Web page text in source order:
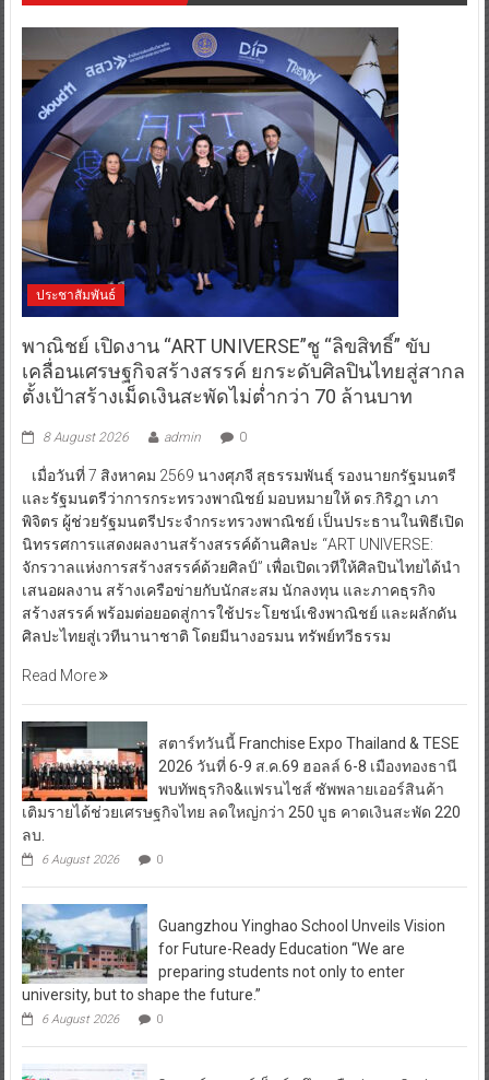
ประชาสัมพันธ์
พาณิชย์ เปิดงาน “ART UNIVERSE”ชู “ลิขสิทธิ์” ขับ
เคลื่อนเศรษฐกิจสร้างสรรค์ ยกระดับศิลปินไทยสู่สากล
ตั้งเป้าสร้างเม็ดเงินสะพัดไม่ต่ำกว่า 70 ล้านบาท
8 August 2026 admin 0
เมื่อวันที่ 7 สิงหาคม 2569 นางศุภจี สุธรรมพันธุ์ รองนายกรัฐมนตรี
และรัฐมนตรีว่าการกระทรวงพาณิชย์ มอบหมายให้ ดร.กิริฎา เภา
พิจิตร ผู้ช่วยรัฐมนตรีประจำกระทรวงพาณิชย์ เป็นประธานในพิธีเปิด
นิทรรศการแสดงผลงานสร้างสรรค์ด้านศิลปะ “ART UNIVERSE:
จักรวาลแห่งการสร้างสรรค์ด้วยศิลป์” เพื่อเปิดเวทีให้ศิลปินไทยได้นำ
เสนอผลงาน สร้างเครือข่ายกับนักสะสม นักลงทุน และภาคธุรกิจ
สร้างสรรค์ พร้อมต่อยอดสู่การใช้ประโยชน์เชิงพาณิชย์ และผลักดัน
ศิลปะไทยสู่เวทีนานาชาติ โดยมีนางอรมน ทรัพย์ทวีธรรม
Read More
สตาร์ทวันนี้ Franchise Expo Thailand & TESE
2026 วันที่ 6-9 ส.ค.69 ฮอลล์ 6-8 เมืองทองธานี
พบทัพธุรกิจ&แฟรนไชส์ ซัพพลายเออร์สินค้า
เติมรายได้ช่วยเศรษฐกิจไทย ลดใหญ่กว่า 250 บูธ คาดเงินสะพัด 220
ลบ.
6 August 2026 0
Guangzhou Yinghao School Unveils Vision
for Future-Ready Education “We are
preparing students not only to enter
university, but to shape the future.”
6 August 2026 0